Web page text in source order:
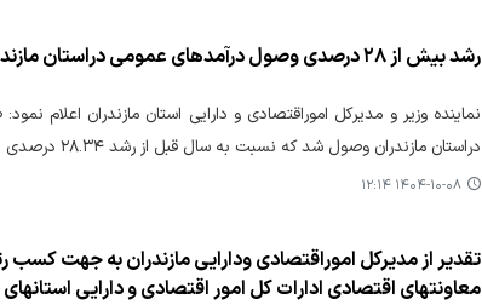
رشد بیش از ۲۸ درصدی وصول درآمدهای عمومی دراستان مازندران
دراستان مازندران وصول شد که نسبت به سال قبل از رشد ۲۸.۳۴ درصدی برخورداربوده است.
۱۴۰۴-۱۰-۰۸ ۱۲:۱۴
معاونتهای اقتصادی ادارات کل امور اقتصادی و دارایی